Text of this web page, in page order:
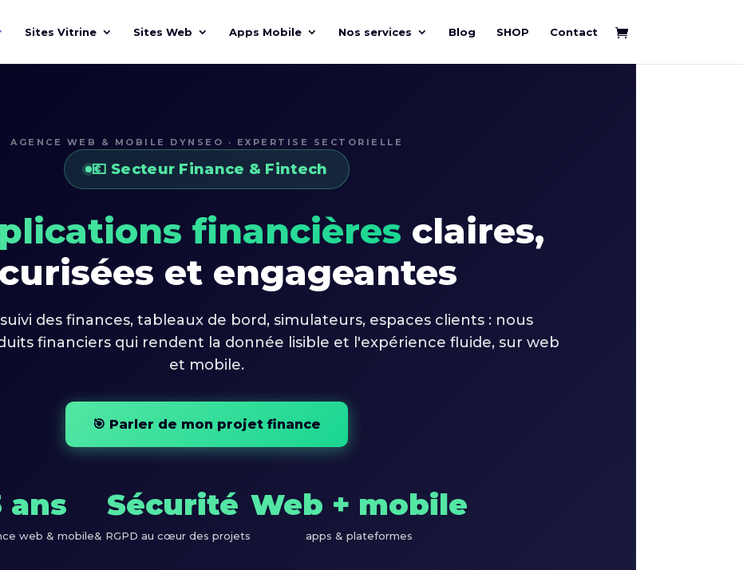
Sites Vitrine Sites Web Apps Mobile Nos services Blog SHOP Contact
AGENCE WEB & MOBILE DYNSEO · EXPERTISE SECTORIELLE
💶 Secteur Finance & Fintech
financières claires,
et engageantes
des finances, tableaux de bord, simulateurs, espaces clients : nous
financiers qui rendent la donnée lisible et l'expérience fluide, sur web
et mobile.
🎯 Parler de mon projet finance
ans
web & mobile
Sécurité
& RGPD au cœur des projets
Web + mobile
apps & plateformes